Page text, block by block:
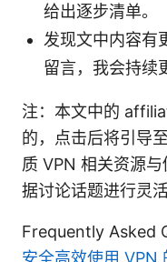
给出逐步清单。
发现文中内容有
留言，我会持续
注：本文中的
的，点击后将引导
质 VPN 相关资源
据讨论话题进行灵
Frequently Asked
安全高效使用 VPN